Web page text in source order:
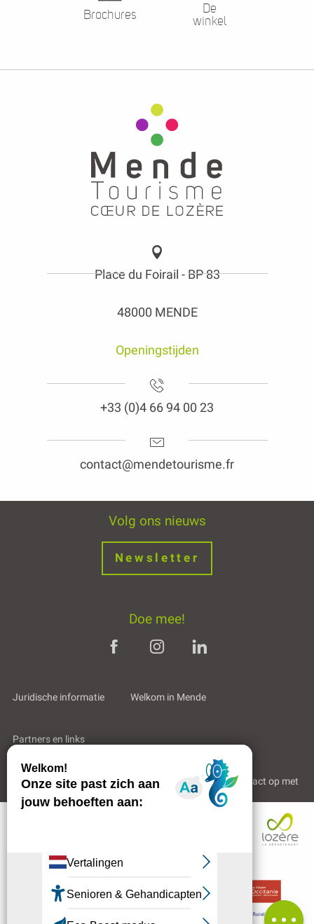
Diensten
Openings
Beoordelingen
Brochures
De
winkel
Place du Foirail - BP 83
48000 MENDE
Openingstijden
+33 (0)4 66 94 00 23
contact@mendetourisme.fr
Volg ons nieuws
Newsletter
Doe mee!
Juridische informatie Welkom in Mende
Partners en links
Professioneel gebied Wie zijn wij? Neem contact op met